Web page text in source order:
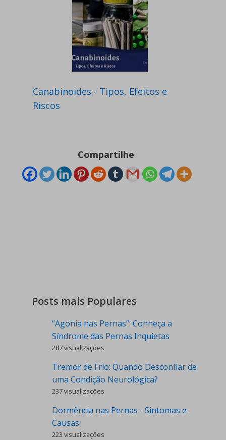
Canabinoides - Tipos, Efeitos e
Riscos
Compartilhe
Posts mais Populares
“Agonia nas Pernas”: Conheça a
Síndrome das Pernas Inquietas
287 visualizações
Tremor de Frio: Quando Desconfiar de
uma Condição Neurológica?
237 visualizações
Dormência nas Pernas - Sintomas e
Causas
223 visualizações